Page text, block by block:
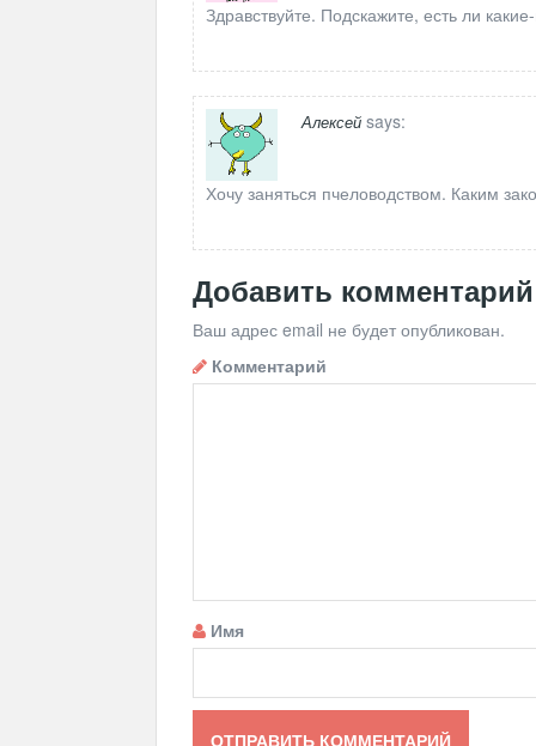
Здравствуйте. Подскажите, есть ли
Алексей says:
Хочу заняться пчеловодством. Каким
Добавить комментарий
Ваш адрес email не будет опубликован.
Комментарий
Имя